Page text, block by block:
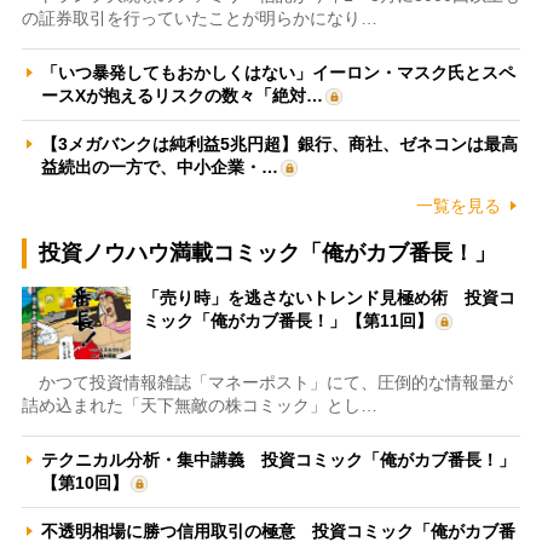
の証券取引を行っていたことが明らかになり…
「いつ暴発してもおかしくはない」イーロン・マスク氏とスペ
ースXが抱えるリスクの数々「絶対…
【3メガバンクは純利益5兆円超】銀行、商社、ゼネコンは最高
益続出の一方で、中小企業・…
一覧を見る
投資ノウハウ満載コミック「俺がカブ番長！」
「売り時」を逃さないトレンド見極め術 投資コ
ミック「俺がカブ番長！」【第11回】
かつて投資情報雑誌「マネーポスト」にて、圧倒的な情報量が
詰め込まれた「天下無敵の株コミック」とし…
テクニカル分析・集中講義 投資コミック「俺がカブ番長！」
【第10回】
不透明相場に勝つ信用取引の極意 投資コミック「俺がカブ番